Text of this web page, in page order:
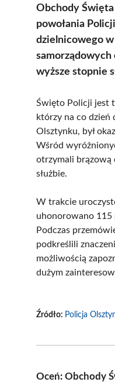
Obchody
powołania
dzielnicowego
samorządowych
wyższe stopnie
Święto Policji jest
którzy na co dzień
Olsztynku, był
Wśród
otrzymali brązową
służbie.
W trakcie
uhonorowano 115
Podczas
podkreślili
możliwością
dużym
Źródło: Policja
Oceń: Obchody